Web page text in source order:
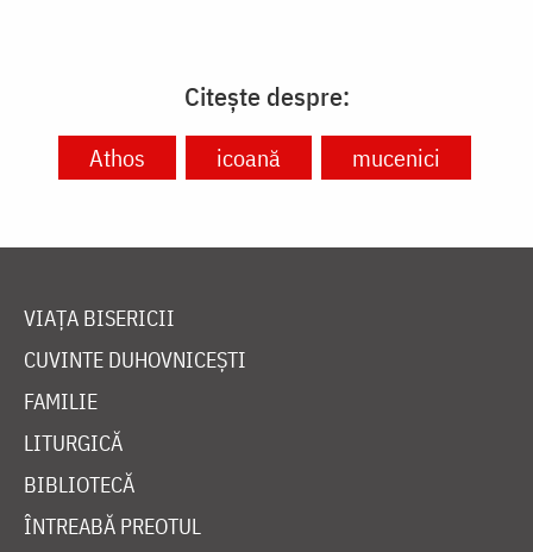
Citește despre:
Athos icoană mucenici
VIAȚA BISERICII
CUVINTE DUHOVNICEȘTI
FAMILIE
LITURGICĂ
BIBLIOTECĂ
ÎNTREABĂ PREOTUL